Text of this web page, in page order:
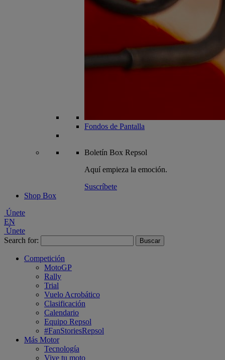
Fondos de Pantalla
Boletín Box Repsol
Aquí empieza la emoción.
Suscríbete
Shop Box
Únete
EN
Únete
Search for:
Competición
MotoGP
Rally
Trial
Vuelo Acrobático
Clasificación
Calendario
Equipo Repsol
#FanStoriesRepsol
Más Motor
Tecnología
Vive tu moto